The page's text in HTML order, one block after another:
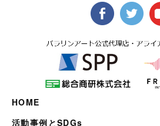
HOME
活動事例とSDGs